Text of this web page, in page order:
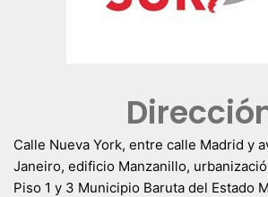
Calle Nueva York, entre calle Madrid y
Janeiro, edificio Manzanillo,
Piso 1 y 3 Municipio Baruta del Estado